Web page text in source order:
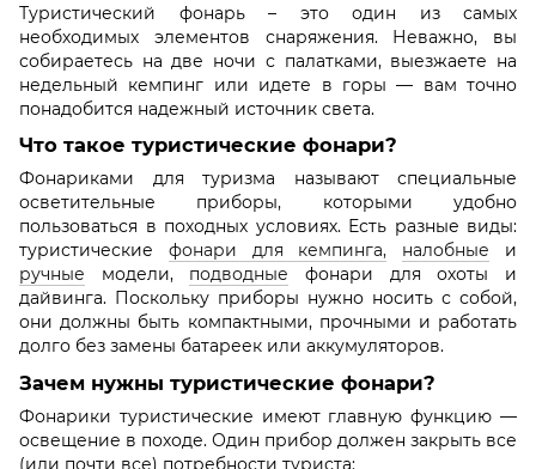
Туристический фонарь – это один из самых
необходимых элементов снаряжения. Неважно, вы
собираетесь на две ночи с палатками, выезжаете на
недельный кемпинг или идете в горы — вам точно
понадобится надежный источник света.
Что такое туристические фонари?
Фонариками для туризма называют специальные
осветительные приборы, которыми удобно
пользоваться в походных условиях. Есть разные виды:
туристические фонари для кемпинга, налобные и
ручные модели, подводные фонари для охоты и
дайвинга. Поскольку приборы нужно носить с собой,
они должны быть компактными, прочными и работать
долго без замены батареек или аккумуляторов.
Зачем нужны туристические фонари?
Фонарики туристические имеют главную функцию —
освещение в походе. Один прибор должен закрыть все
(или почти все) потребности туриста: